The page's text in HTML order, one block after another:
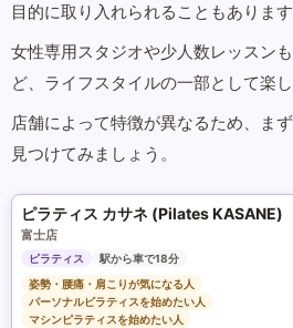
目的に取り入れられることもあります
女性専用スタジオや少人数レッスン
ど、ライフスタイルの一部として楽
店舗によって特徴が異なるため、ま
見つけてみましょう。
ピラティス カサネ (Pilates KASANE)
富士店
ピラティス
駅から車で18分
姿勢・腰痛・肩こりが気になる人
パーソナルピラティスを始めたい人
マシンピラティスを始めたい人